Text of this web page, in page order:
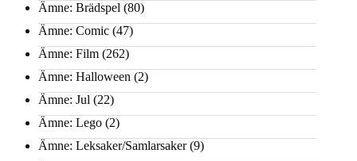
Ämne: Brädspel (80)
Ämne: Comic (47)
Ämne: Film (262)
Ämne: Halloween (2)
Ämne: Jul (22)
Ämne: Lego (2)
Ämne: Leksaker/Samlarsaker(9)